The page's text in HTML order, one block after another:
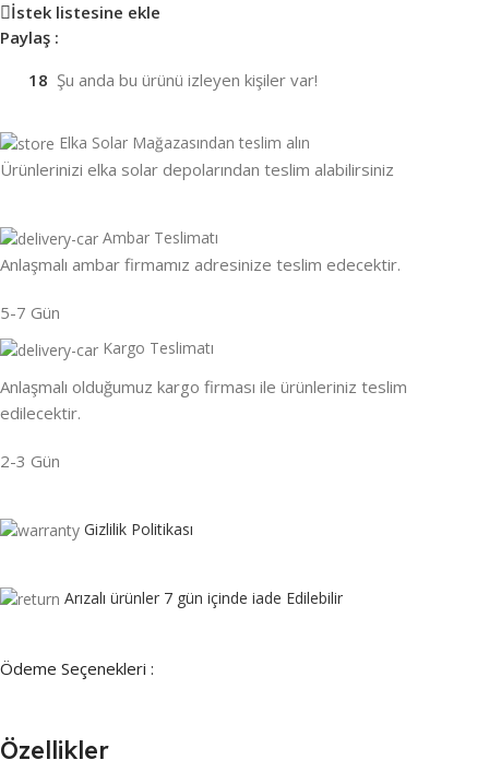
İstek listesine ekle
Paylaş :
18 Şu anda bu ürünü izleyen kişiler var!
Elka Solar Mağazasından teslim alın
Ürünlerinizi elka solar depolarından teslim alabilirsiniz
Ambar Teslimatı
Anlaşmalı ambar firmamız adresinize teslim edecektir.
5-7 Gün
Kargo Teslimatı
Anlaşmalı olduğumuz kargo firması ile ürünleriniz teslim
edilecektir.
2-3 Gün
Gizlilik Politikası
Arızalı ürünler 7 gün içinde iade Edilebilir
Ödeme Seçenekleri :
Özellikler